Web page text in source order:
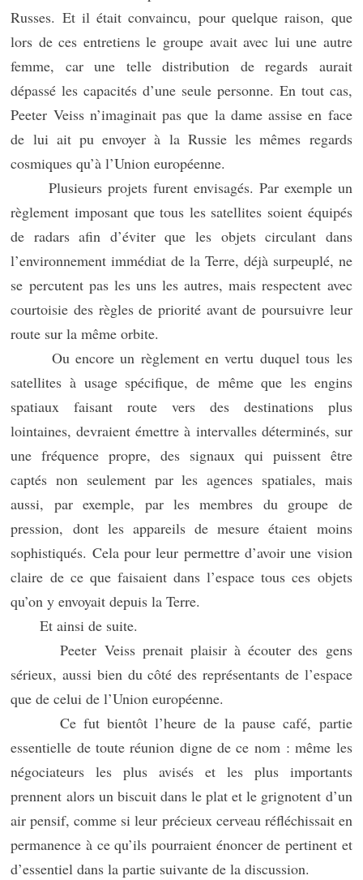
Russes. Et il était convaincu, pour quelque raison, que
lors de ces entretiens le groupe avait avec lui une autre
femme, car une telle distribution de regards aurait
dépassé les capacités d’une seule personne. En tout cas,
Peeter Veiss n’imaginait pas que la dame assise en face
de lui ait pu envoyer à la Russie les mêmes regards
cosmiques qu’à l’Union européenne.
Plusieurs projets furent envisagés. Par exemple un
règlement imposant que tous les satellites soient équipés
de radars afin d’éviter que les objets circulant dans
l’environnement immédiat de la Terre, déjà surpeuplé, ne
se percutent pas les uns les autres, mais respectent avec
courtoisie des règles de priorité avant de poursuivre leur
route sur la même orbite.
Ou encore un règlement en vertu duquel tous les
satellites à usage spécifique, de même que les engins
spatiaux faisant route vers des destinations plus
lointaines, devraient émettre à intervalles déterminés, sur
une fréquence propre, des signaux qui puissent être
captés non seulement par les agences spatiales, mais
aussi, par exemple, par les membres du groupe de
pression, dont les appareils de mesure étaient moins
sophistiqués. Cela pour leur permettre d’avoir une vision
claire de ce que faisaient dans l’espace tous ces objets
qu’on y envoyait depuis la Terre.
Et ainsi de suite.
Peeter Veiss prenait plaisir à écouter des gens
sérieux, aussi bien du côté des représentants de l’espace
que de celui de l’Union européenne.
Ce fut bientôt l’heure de la pause café, partie
essentielle de toute réunion digne de ce nom : même les
négociateurs les plus avisés et les plus importants
prennent alors un biscuit dans le plat et le grignotent d’un
air pensif, comme si leur précieux cerveau réfléchissait en
permanence à ce qu’ils pourraient énoncer de pertinent et
d’essentiel dans la partie suivante de la discussion.